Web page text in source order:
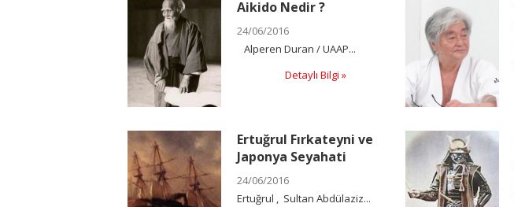
Aikido Nedir ?
24/06/2016
Alperen Duran / UAAP...
Detaylı Bilgi »
Ertuğrul Fırkateyni ve
Japonya Seyahati
24/06/2016
Ertuğrul , Sultan Abdülaziz...